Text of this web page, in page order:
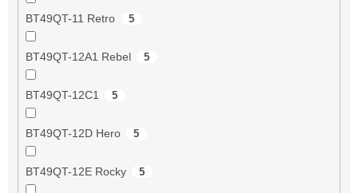
BT49QT-11 Retro 5
BT49QT-12A1 Rebel 5
BT49QT-12C1 5
BT49QT-12D Hero 5
BT49QT-12E Rocky 5